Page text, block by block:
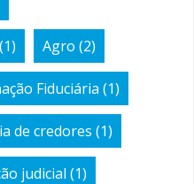
(1) Agro (2)
Fiduciária (1)
de credores (1)
judicial (1)